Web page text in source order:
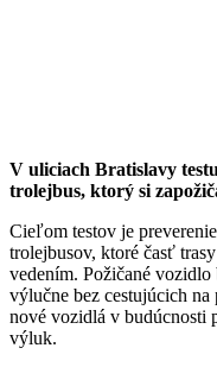
V uliciach Bratislavy
trolejbus, ktorý si
Cieľom testov je
trolejbusov, ktoré časť
vedením. Požičané
výlučne bez cestujúcich
nové vozidlá v budúcnosti
výluk.